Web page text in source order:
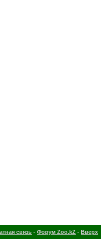
связь - Форум Zoo.kZ - Вверх